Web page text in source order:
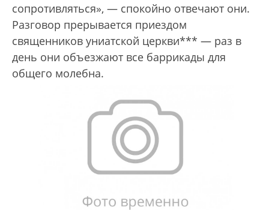
сопротивляться», — спокойно отвечают они.
Разговор прерывается приездом
священников униатской церкви*** — раз в
день они объезжают все баррикады для
общего молебна.